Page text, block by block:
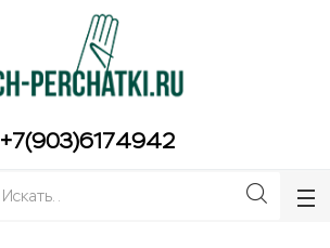
+7(903)6174942